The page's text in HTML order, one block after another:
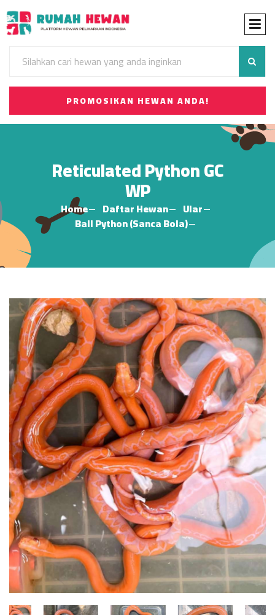
PROMOSIKAN HEWAN ANDA!
Reticulated Python GC
WP
Home Daftar Hewan
Ular
Ball Python (Sanca Bola)